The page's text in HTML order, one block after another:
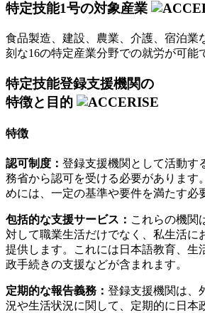
特定技能1号の対象産業
食品製造、建設、農業、介護、宿泊業
刻な16の特定産業分野での就労が可能
特定技能登録支援機関の
特徴と目的
特徴
認可制度： 登録支援機関として活動す
務省から認可を受ける必要があります
めには、一定の基準や要件を満たす必
包括的な支援サービス： これらの機関
対して職業生活だけでなく、私生活に
提供します。これには日本語教育、生
政手続きの支援などが含まれます。
定期的な報告義務： 登録支援機関は、
況や生活状況に関して、定期的に日本